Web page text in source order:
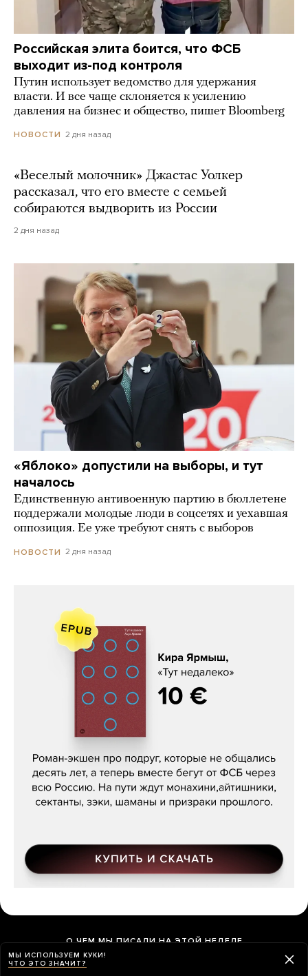
Российская элита боится, что ФСБ
выходит из-под контроля
Путин использует ведомство для удержания
власти. И все чаще склоняется к усилению
давления на бизнес и общество, пишет Bloomberg
НОВОСТИ 2 дня назад
«Веселый молочник» Джастас Уолкер
рассказал, что его вместе с семьей
собираются выдворить из России
2 дня назад
«Яблоко» допустили на выборы, и тут
началось
Единственную антивоенную партию в бюллетене
поддержали молодые люди в соцсетях и уехавшая
оппозиция. Ее уже требуют снять с выборов
НОВОСТИ 2 дня назад
Кира Ярмыш, «Тут недалеко»
О ЧЕМ МЫ ПИСАЛИ НА ЭТОЙ НЕДЕЛЕ
МЫ ИСПОЛЬЗУЕМ КУКИ!
ЧТО ЭТО ЗНАЧИТ?